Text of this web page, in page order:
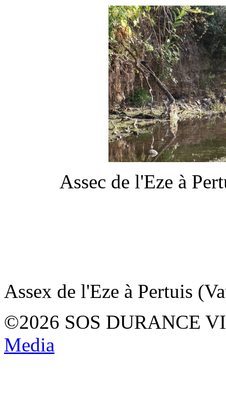
Assec de l'Eze à
Assex de l'Eze à Pertuis
©2026 SOS DURANCE
Media